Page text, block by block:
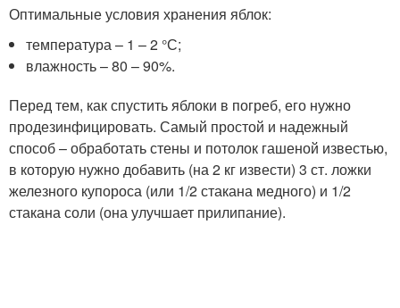
Оптимальные условия хранения яблок:
температура – 1 – 2 °С;
влажность – 80 – 90%.
Перед тем, как спустить яблоки в погреб, его нужно
продезинфицировать. Самый простой и надежный
способ – обработать стены и потолок гашеной известью,
в которую нужно добавить (на 2 кг извести) 3 ст. ложки
железного купороса (или 1/2 стакана медного) и 1/2
стакана соли (она улучшает прилипание).